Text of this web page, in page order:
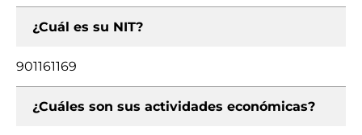
¿Cuál es su NIT?
901161169
¿Cuáles son sus actividades económicas?